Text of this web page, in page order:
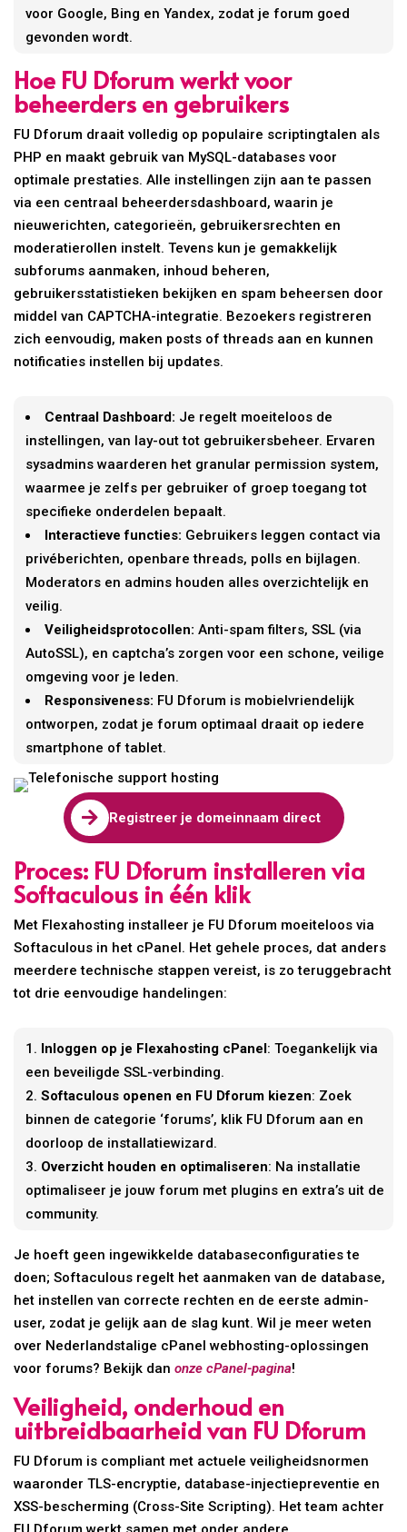
voor Google, Bing en Yandex, zodat je forum goed
gevonden wordt.
Hoe FU Dforum werkt voor
beheerders en gebruikers
FU Dforum draait volledig op populaire scriptingtalen als
PHP en maakt gebruik van MySQL-databases voor
optimale prestaties. Alle instellingen zijn aan te passen
via een centraal beheerdersdashboard, waarin je
nieuwerichten, categorieën, gebruikersrechten en
moderatierollen instelt. Tevens kun je gemakkelijk
subforums aanmaken, inhoud beheren,
gebruikersstatistieken bekijken en spam beheersen door
middel van CAPTCHA-integratie. Bezoekers registreren
zich eenvoudig, maken posts of threads aan en kunnen
notificaties instellen bij updates.
Centraal Dashboard: Je regelt moeiteloos de
instellingen, van lay-out tot gebruikersbeheer. Ervaren
sysadmins waarderen het granular permission system,
waarmee je zelfs per gebruiker of groep toegang tot
specifieke onderdelen bepaalt.
Interactieve functies: Gebruikers leggen contact via
privéberichten, openbare threads, polls en bijlagen.
Moderators en admins houden alles overzichtelijk en
veilig.
Veiligheidsprotocollen: Anti-spam filters, SSL (via
AutoSSL), en captcha’s zorgen voor een schone, veilige
omgeving voor je leden.
Responsiveness: FU Dforum is mobielvriendelijk
ontworpen, zodat je forum optimaal draait op iedere
smartphone of tablet.
 Registreer je domeinnaam direct
Proces: FU Dforum installeren via
Softaculous in één klik
Met Flexahosting installeer je FU Dforum moeiteloos via
Softaculous in het cPanel. Het gehele proces, dat anders
meerdere technische stappen vereist, is zo teruggebracht
tot drie eenvoudige handelingen:
Inloggen op je Flexahosting cPanel : Toegankelijk via
een beveiligde SSL-verbinding.
Softaculous openen en FU Dforum kiezen: Zoek
binnen de categorie ‘forums’, klik FU Dforum aan en
doorloop de installatiewizard.
Overzicht houden en optimaliseren: Na installatie
optimaliseer je jouw forum met plugins en extra’s uit de
community.
Je hoeft geen ingewikkelde databaseconfiguraties te
doen; Softaculous regelt het aanmaken van de database,
het instellen van correcte rechten en de eerste admin-
user, zodat je gelijk aan de slag kunt. Wil je meer weten
over Nederlandstalige cPanel webhosting-oplossingen
voor forums? Bekijk danonze cPanel-pagina!
Veiligheid, onderhoud en
uitbreidbaarheid van FU Dforum
FU Dforum is compliant met actuele veiligheidsnormen
waaronder TLS-encryptie, database-injectiepreventie en
XSS-bescherming (Cross-Site Scripting). Het team achter